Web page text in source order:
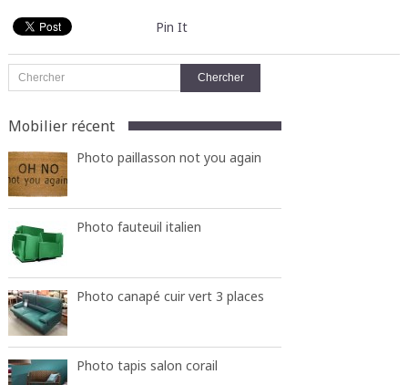
Pin It
Mobilier récent
Photo paillasson not you again
Photo fauteuil italien
Photo canapé cuir vert 3 places
Photo tapis salon corail